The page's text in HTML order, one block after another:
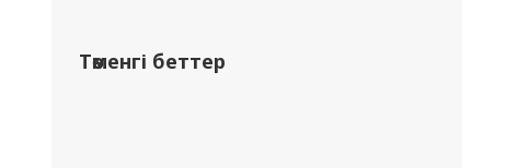
Төменгі беттер